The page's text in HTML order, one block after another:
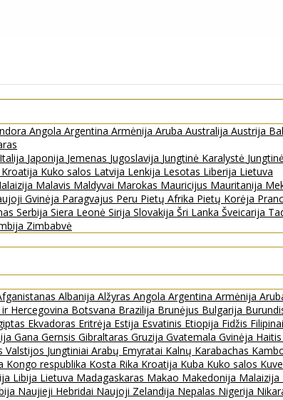
Angola Argentina Armėnija Aruba Australija Austrija
Italija Japonija Jemenas Jugoslavija Jungtinė Karalystė
Kroatija Kuko salos Latvija Lenkija Lesotas Liberija Lietuva
Malavis Maldyvai Marokas Mauricijus Mauritanija
Gvinėja Paragvajus Peru Pietų Afrika Pietų Korėja
Serbija Siera Leonė Sirija Slovakija Šri Lanka Šveicarija
Zimbabvė
Albanija Alžyras Angola Argentina Armėnija
Hercegovina Botsvana Brazilija Brunėjus Bulgarija
Ekvadoras Eritrėja Estija Esvatinis Etiopija Fidžis Filipinai
Gana Gernsis Gibraltaras Gruzija Gvatemala Gvinėja Haitis
Valstijos Jungtiniai Arabų Emyratai Kalnų Karabachas
Kongo respublika Kosta Rika Kroatija Kuba Kuko salos
Libija Lietuva Madagaskaras Makao Makedonija Malaizija
Naujieji Hebridai Naujoji Zelandija Nepalas Nigerija